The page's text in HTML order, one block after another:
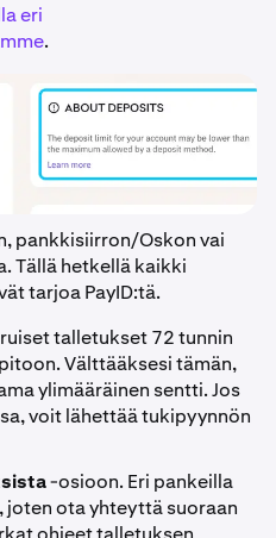
eri
.
pankkisiirron/Oskon vai
Tällä hetkellä kaikki
tarjoa PayID:tä.
talletukset 72 tunnin
Välttääksesi tämän,
ylimääräinen sentti. Jos
voit lähettää tukipyynnön
-osioon. Eri pankeilla
joten ota yhteyttä suoraan